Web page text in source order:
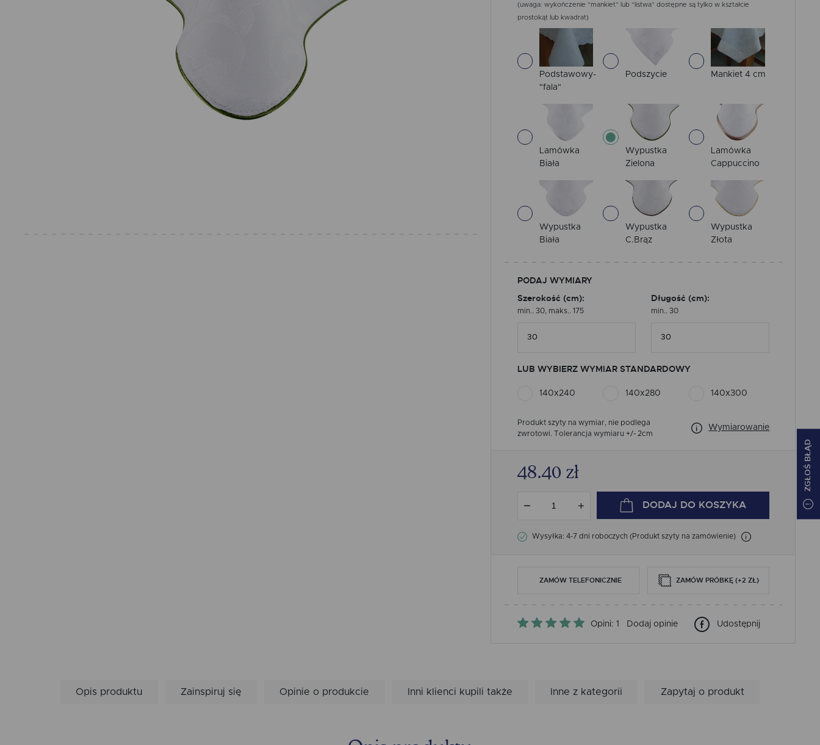
(uwaga: wykończenie “mankiet” lub “listwa” dostępne są tylko w kształcie
prostokąt lub kwadrat)
Podstawowy-
"fala"
Podszycie Mankiet 4 cm
Lamówka
Biała
Wypustka
Zielona
Lamówka
Cappuccino
Wypustka
Biała
Wypustka
C.Brąz
Wypustka
Złota
PODAJ WYMIARY
Szerokość (cm):
min.. 30, maks.. 175
Długość (cm):
min.. 30
LUB WYBIERZ WYMIAR STANDARDOWY
140x240 140x280 140x300
Produkt szyty na wymiar, nie podlega
zwrotowi. Tolerancja wymiaru +/- 2cm
Wymiarowanie
48.40 zł
DODAJ DO KOSZYKA
Wysyłka: 4-7 dni roboczych (Produkt szyty na zamówienie)
ZAMÓW TELEFONICZNIE ZAMÓW PRÓBKĘ (+2 ZŁ)
Opini: 1 Dodaj opinie Udostępnij
Opis produktu Zainspiruj się Opinie o produkcie Inni klienci kupili także Inne z kategorii Zapytaj o produkt
ZGŁOŚ BŁĄD